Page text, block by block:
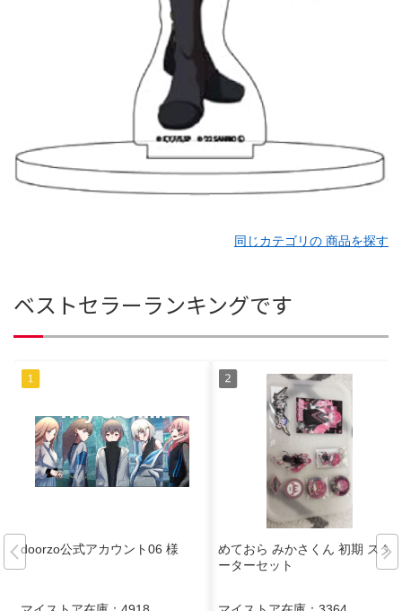
同じカテゴリの 商品を探す
ベストセラーランキングです
doorzo公式アカウント06 様
めておら みかさくん 初期 スタ
ーターセット